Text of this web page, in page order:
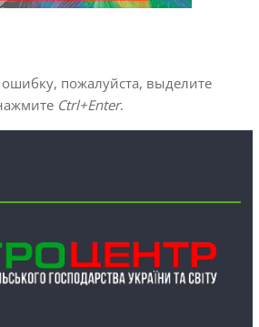
пожалуйста, выделите
Ctrl+Enter.